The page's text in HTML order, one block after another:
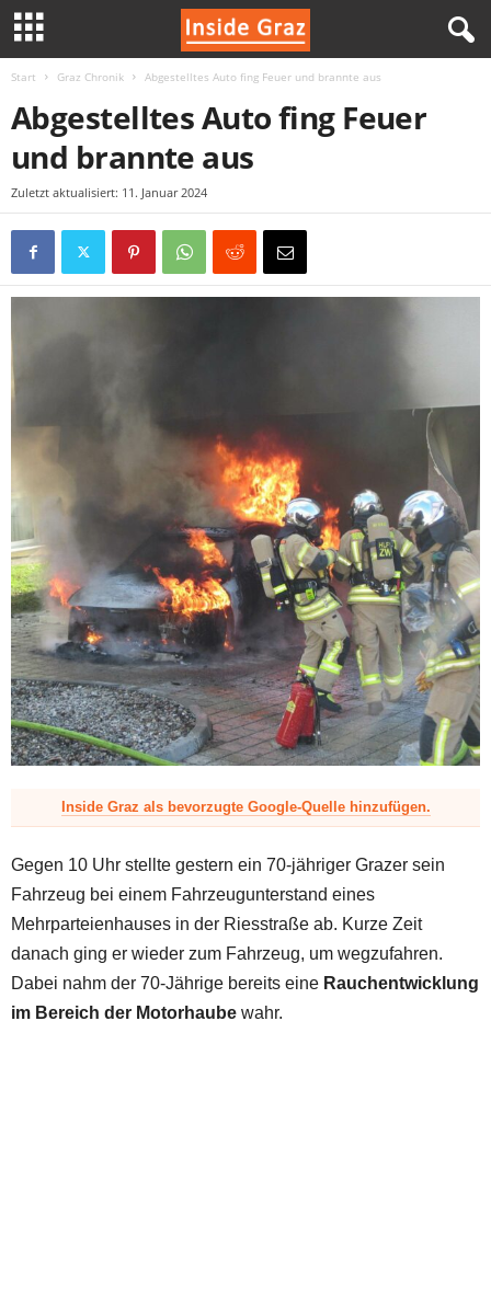
Start Graz Chronik Abgestelltes Auto fing Feuer und brannte aus
Abgestelltes Auto fing Feuer
und brannte aus
Zuletzt aktualisiert: 11. Januar 2024
Inside Graz als bevorzugte Google-Quelle hinzufügen.
Gegen 10 Uhr stellte gestern ein 70-jähriger Grazer sein
Fahrzeug bei einem Fahrzeugunterstand eines
Mehrparteienhauses in der Riesstraße ab. Kurze Zeit
danach ging er wieder zum Fahrzeug, um wegzufahren.
Dabei nahm der 70-Jährige bereits eine Rauchentwicklung
im Bereich der Motorhaube wahr.